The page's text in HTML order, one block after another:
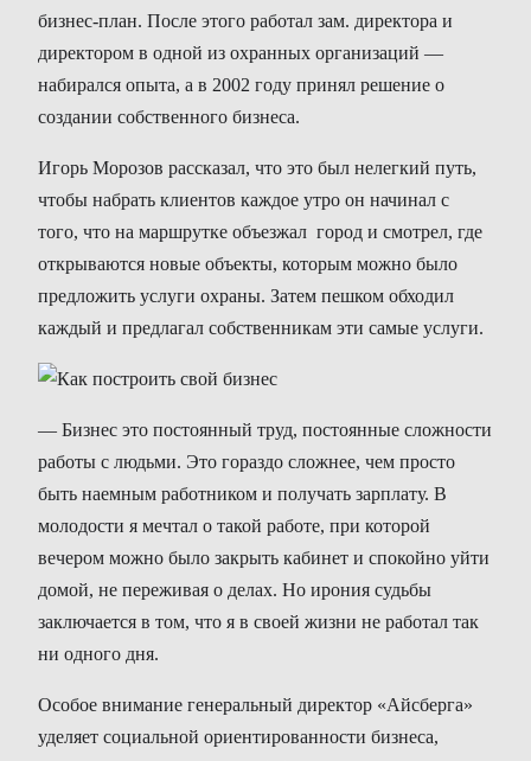
бизнес-план. После этого работал зам. директора и
директором в одной из охранных организаций —
набирался опыта, а в 2002 году принял решение о
создании собственного бизнеса.
Игорь Морозов рассказал, что это был нелегкий путь,
чтобы набрать клиентов каждое утро он начинал с
того, что на маршрутке объезжал город и смотрел, где
открываются новые объекты, которым можно было
предложить услуги охраны. Затем пешком обходил
каждый и предлагал собственникам эти самые услуги.
— Бизнес это постоянный труд, постоянные сложности
работы с людьми. Это гораздо сложнее, чем просто
быть наемным работником и получать зарплату. В
молодости я мечтал о такой работе, при которой
вечером можно было закрыть кабинет и спокойно уйти
домой, не переживая о делах. Но ирония судьбы
заключается в том, что я в своей жизни не работал так
ни одного дня.
Особое внимание генеральный директор «Айсберга»
уделяет социальной ориентированности бизнеса,